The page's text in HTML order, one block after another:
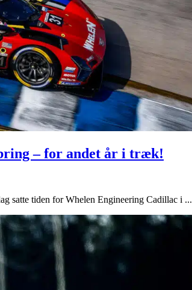
– for andet år i træk!
satte tiden for Whelen Engineering Cadillac i ...